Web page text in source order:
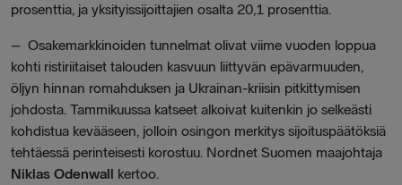
prosenttia, ja yksityissijoittajien osalta 20,1 prosenttia.
– Osakemarkkinoiden tunnelmat olivat viime vuoden loppua
kohti ristiriitaiset talouden kasvuun liittyvän epävarmuuden,
öljyn hinnan romahduksen ja Ukrainan-kriisin pitkittymisen
johdosta. Tammikuussa katseet alkoivat kuitenkin jo selkeästi
kohdistua kevääseen, jolloin osingon merkitys sijoituspäätöksiä
tehtäessä perinteisesti korostuu. Nordnet Suomen maajohtaja
Niklas Odenwall kertoo.